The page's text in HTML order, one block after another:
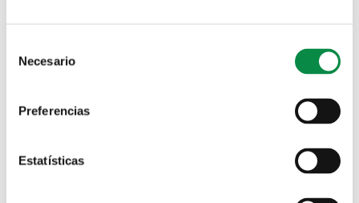
Selection
Necesario
Preferencias
Estatísticas
Tipo
Fecha